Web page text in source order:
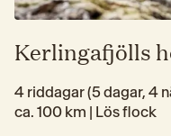
Kerlingafjölls
4 riddagar (5 dagar, 4
ca. 100 km | Lös flock